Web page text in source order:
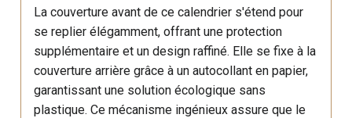
La couverture avant de ce calendrier s'étend pour
se replier élégamment, offrant une protection
supplémentaire et un design raffiné. Elle se fixe à la
couverture arrière grâce à un autocollant en papier,
garantissant une solution écologique sans
plastique. Ce mécanisme ingénieux assure que le